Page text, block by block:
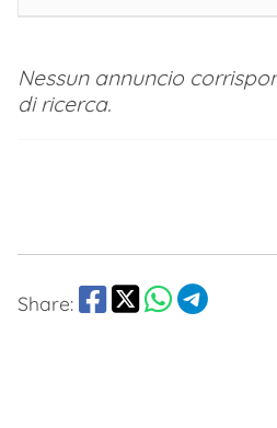
Nessun annuncio
di ricerca.
Share: